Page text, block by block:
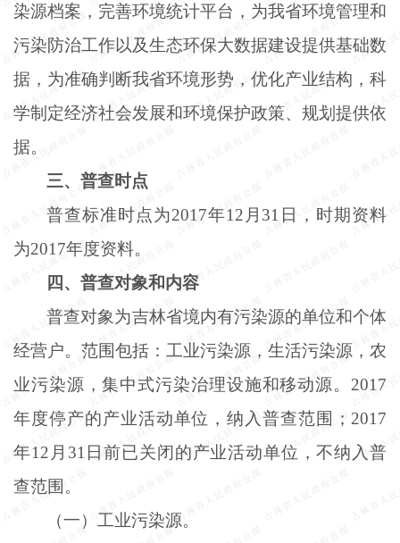
染源档案，完善环境统计平台，为我省环境管理和
污染防治工作以及生态环保大数据建设提供基础数
据，为准确判断我省环境形势，优化产业结构，科
学制定经济社会发展和环境保护政策、规划提供依
据。
三、普查时点
普查标准时点为2017年12月31日，时期资料
为2017年度资料。
四、普查对象和内容
普查对象为吉林省境内有污染源的单位和个体
经营户。范围包括：工业污染源，生活污染源，农
业污染源，集中式污染治理设施和移动源。 2017
年度停产的产业活动单位，纳入普查范围；2017
年12月31日前已关闭的产业活动单位，不纳入普
查范围。
（一）工业污染源。